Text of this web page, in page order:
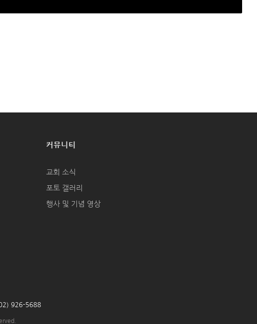
커뮤니티
교회 소식
포토 갤러리
행사 및 기념 영상
926-5688